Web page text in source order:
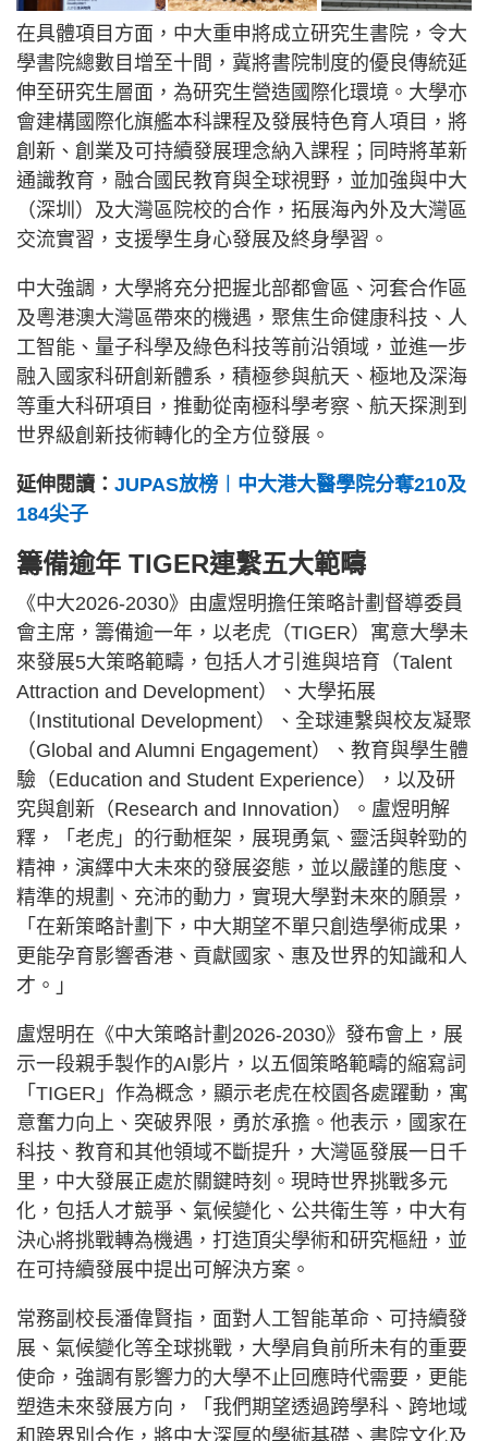
在具體項目方面，中大重申將成立研究生書院，令大
學書院總數目增至十間，冀將書院制度的優良傳統延
伸至研究生層面，為研究生營造國際化環境。大學亦
會建構國際化旗艦本科課程及發展特色育人項目，將
創新、創業及可持續發展理念納入課程；同時將革新
通識教育，融合國民教育與全球視野，並加強與中大
（深圳）及大灣區院校的合作，拓展海內外及大灣區
交流實習，支援學生身心發展及終身學習。
中大強調，大學將充分把握北部都會區、河套合作區
及粵港澳大灣區帶來的機遇，聚焦生命健康科技、人
工智能、量子科學及綠色科技等前沿領域，並進一步
融入國家科研創新體系，積極參與航天、極地及深海
等重大科研項目，推動從南極科學考察、航天探測到
世界級創新技術轉化的全方位發展。
延伸閱讀： JUPAS放榜︱中大港大醫學院分奪210及
184尖子
籌備逾年 TIGER連繫五大範疇
《中大2026-2030》由盧煜明擔任策略計劃督導委員
會主席，籌備逾一年，以老虎（TIGER）寓意大學未
來發展5大策略範疇，包括人才引進與培育（Talent
Attraction and Development）、大學拓展
（Institutional Development）、全球連繫與校友凝聚
（Global and Alumni Engagement）、教育與學生體
驗（Education and Student Experience），以及研
究與創新（Research and Innovation）。盧煜明解
釋，「老虎」的行動框架，展現勇氣、靈活與幹勁的
精神，演繹中大未來的發展姿態，並以嚴謹的態度、
精準的規劃、充沛的動力，實現大學對未來的願景，
「在新策略計劃下，中大期望不單只創造學術成果，
更能孕育影響香港、貢獻國家、惠及世界的知識和人
才。」
盧煜明在《中大策略計劃2026-2030》發布會上，展
示一段親手製作的AI影片，以五個策略範疇的縮寫詞
「TIGER」作為概念，顯示老虎在校園各處躍動，寓
意奮力向上、突破界限，勇於承擔。他表示，國家在
科技、教育和其他領域不斷提升，大灣區發展一日千
里，中大發展正處於關鍵時刻。現時世界挑戰多元
化，包括人才競爭、氣候變化、公共衛生等，中大有
決心將挑戰轉為機遇，打造頂尖學術和研究樞紐，並
在可持續發展中提出可解決方案。
常務副校長潘偉賢指，面對人工智能革命、可持續發
展、氣候變化等全球挑戰，大學肩負前所未有的重要
使命，強調有影響力的大學不止回應時代需要，更能
塑造未來發展方向，「我們期望透過跨學科、跨地域
和跨界別合作，將中大深厚的學術基礎、書院文化及